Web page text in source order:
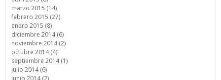
marzo 2015 (14)
febrero 2015 (27)
enero 2015 (8)
diciembre 2014 (6)
noviembre 2014 (2)
octubre 2014 (4)
septiembre 2014 (1)
julio 2014 (6)
junio 2014 (2)